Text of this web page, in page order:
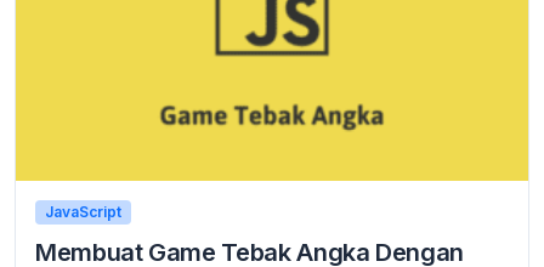
JavaScript
Membuat Game Tebak Angka Dengan